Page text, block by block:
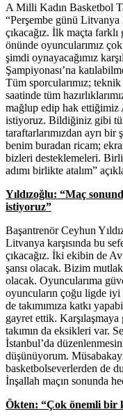
A Milli Kadın Basketbol
“Perşembe günü Litvanya
çıkacağız. İlk maçta
önünde oyuncularımız
şimdi oynayacağımız
Şampiyonası’na
Tüm sporcularımız;
saatinde tüm
mağlup edip hak ettiğimiz
istiyoruz. Bildiğiniz gibi
taraftarlarımızdan ayrı bir
benim buradan ricam;
bizleri desteklemeleri.
adımı birlikte atalım”
Yıldızoğlu: “Maç
istiyoruz”
Başantrenör Ceyhun
Litvanya karşısında bu
çıkacağız. İki ekibin de
şansı olacak. Bizim
olacak. Oyuncularıma
oyuncuların çoğu ligde
de takımımıza katkı
gayret ettik.
takımın da eksikleri var.
İstanbul’da
düşünüyorum.
basketbolseverlerden de
İnşallah maçın sonunda
Ökten: “Çok önemli bir